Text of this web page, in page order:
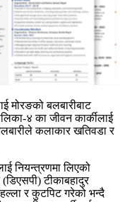
मोरङको बलबारीबाट
४ का जीवन कार्कीलाई
कलाकार खतिवडा र
नियन्त्रणमा लिएको
टीकाबहादुर
र कुटपिट गरेको भन्दै